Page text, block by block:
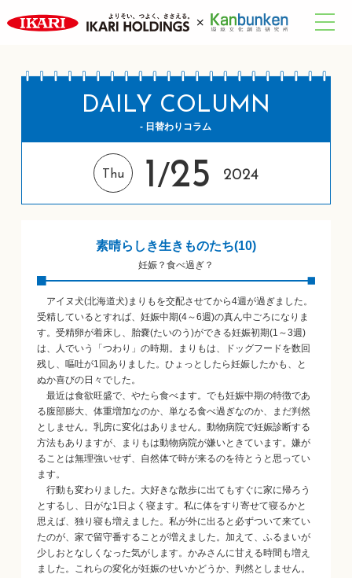
DAILY COLUMN
- 日替わりコラム
Thu 1/25 2024
素晴らしき生きものたち(10)
妊娠？食べ過ぎ？
アイヌ犬(北海道犬)まりもを交配させてから4週が過ぎました。
受精しているとすれば、妊娠中期(4～6週)の真ん中ごろになりま
す。受精卵が着床し、胎嚢(たいのう)ができる妊娠初期(1～3週)
は、人でいう「つわり」の時期。まりもは、ドッグフードを数回
残し、嘔吐が1回ありました。ひょっとしたら妊娠したかも、と
ぬか喜びの日々でした。
最近は食欲旺盛で、やたら食べます。でも妊娠中期の特徴であ
る腹部膨大、体重増加なのか、単なる食べ過ぎなのか、まだ判然
としません。乳房に変化はありません。動物病院で妊娠診断する
方法もありますが、まりもは動物病院が嫌いときています。嫌が
ることは無理強いせず、自然体で時が来るのを待とうと思ってい
ます。
行動も変わりました。大好きな散歩に出てもすぐに家に帰ろう
とするし、日がな1日よく寝ます。私に体をすり寄せて寝るかと
思えば、独り寝も増えました。私が外に出ると必ずついて来てい
たのが、家で留守番することが増えました。加えて、ふるまいが
少しおとなしくなった気がします。かみさんに甘える時間も増え
ました。これらの変化が妊娠のせいかどうか、判然としません。